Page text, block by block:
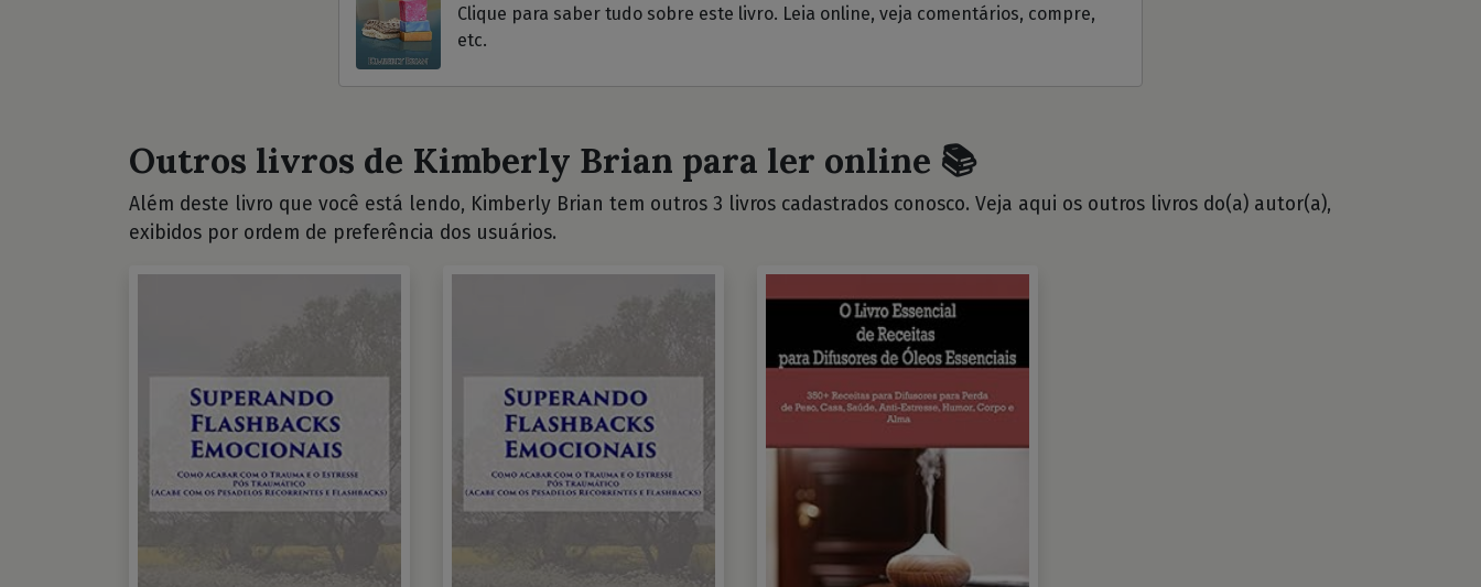
Clique para saber tudo sobre este livro. Leia online, veja comentários, compre,
etc.
Outros livros de Kimberly Brian para ler online 📚
Além deste livro que você está lendo, Kimberly Brian tem outros 3 livros cadastrados conosco. Veja aqui os outros livros do(a) autor(a),
exibidos por ordem de preferência dos usuários.